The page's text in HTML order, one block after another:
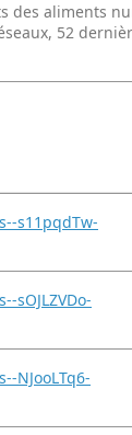
des aliments
52
s11pqdTw-
sOJLZVDo-
NJooLTq6-